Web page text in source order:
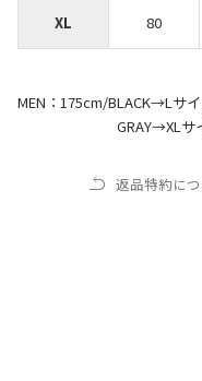
XL 80
MEN：175cm/BLACK→Lサ
GRAY→XLサイ
返品特約に